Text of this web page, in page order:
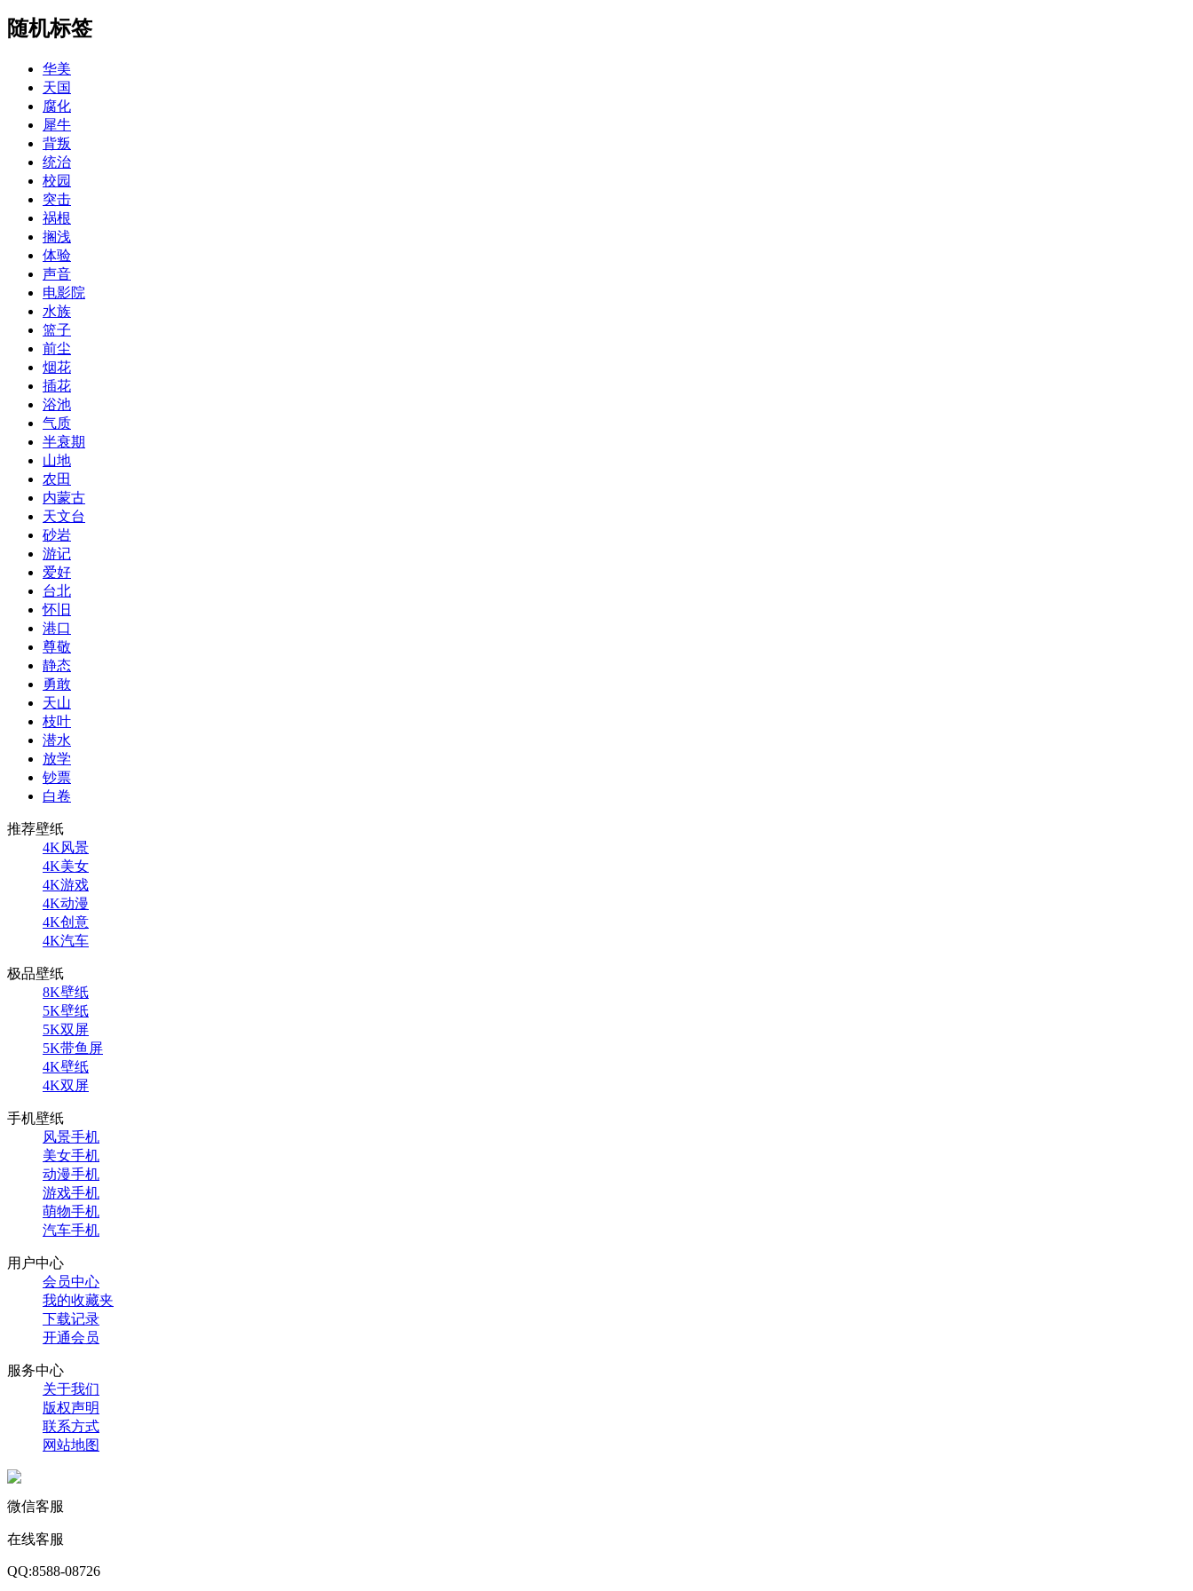
随机标签
华美
天国
腐化
犀牛
背叛
统治
校园
突击
祸根
搁浅
体验
声音
电影院
水族
篮子
前尘
烟花
插花
浴池
气质
半衰期
山地
农田
内蒙古
天文台
砂岩
游记
爱好
台北
怀旧
港口
尊敬
静态
勇敢
天山
枝叶
潜水
放学
钞票
白卷
推荐壁纸
4K风景
4K美女
4K游戏
4K动漫
4K创意
4K汽车
极品壁纸
8K壁纸
5K壁纸
5K双屏
5K带鱼屏
4K壁纸
4K双屏
手机壁纸
风景手机
美女手机
动漫手机
游戏手机
萌物手机
汽车手机
用户中心
会员中心
我的收藏夹
下载记录
开通会员
服务中心
关于我们
版权声明
联系方式
网站地图
微信客服
在线客服
QQ:8588-08726